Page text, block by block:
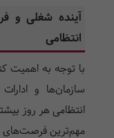
آینده شغلی و
انتظامی
با توجه به اهمیت
سازمان‌ها و
انتظامی هر روز
مهم‌ترین